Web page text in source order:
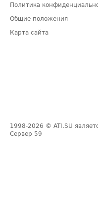
Политика
Общие положения
Карта сайта
1998-2026 © ATI.SU
Сервер 59